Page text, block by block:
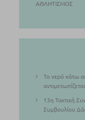
ΑΘΛΗΤΙΣΜΌΣ
Το νερό κάτω
13η Τακτική
Συμβουλίου